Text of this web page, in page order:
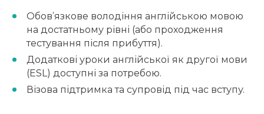
Обов’язкове володіння англійською мовою
на достатньому рівні (або проходження
тестування після прибуття).
Додаткові уроки англійської як другої мови
(ESL) доступні за потребою.
Візова підтримка та супровід під час вступу.